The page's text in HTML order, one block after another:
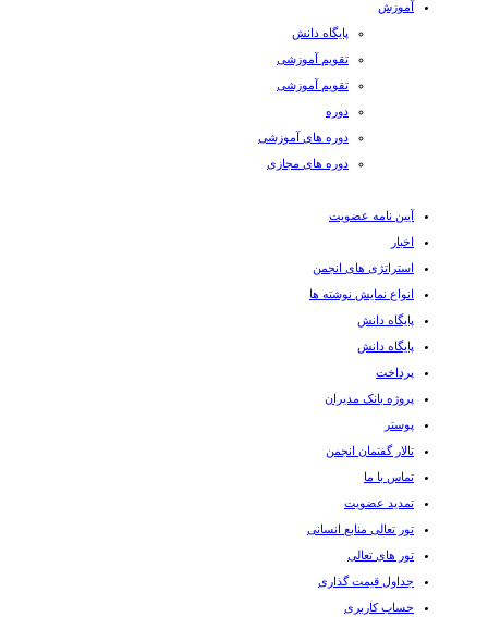
آموزش
پایگاه دانش
تقویم آموزشی
تقویم آموزشی
دوره
دوره های آموزشی
دوره های مجازی
آیین نامه عضویت
اخبار
استراتژی های انجمن
انواع نمایش نوشته ها
پایگاه دانش
پایگاه دانش
پرداخت
پروژه بانک مدیران
پوستر
تالار گفتمان انجمن
تماس با ما
تمدید عضویت
تور تعالی منابع انسانی
تور های تعالی
جداول قیمت گذاری
حساب کاربری